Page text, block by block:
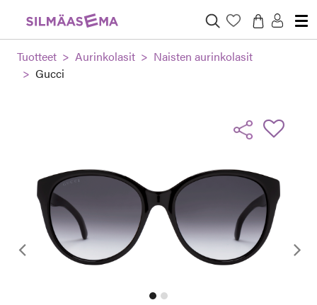
Tuotteet Aurinkolasit
Naisten aurinkolasit
Gucci
Edellinen